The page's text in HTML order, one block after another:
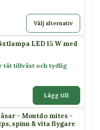
Välj alternativ
LED 15 W med
tät tillväxt och tydlig
Lägg till
- Montdo mites -
spinn & vita flygare